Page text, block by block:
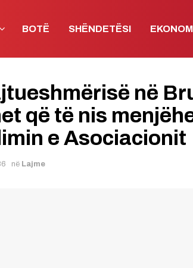
BOTË SHËNDETËSI
në
që të nis
e Asociacionit
në Lajme